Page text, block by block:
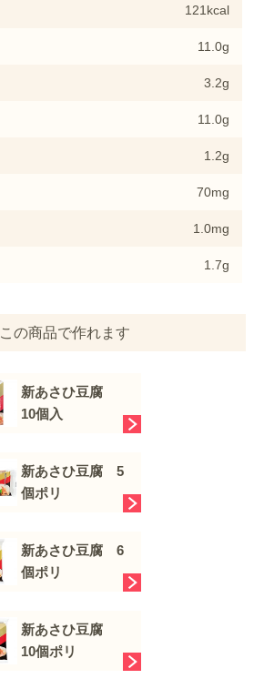
121kcal
11.0g
3.2g
11.0g
1.2g
70mg
1.0mg
1.7g
この商品で作れます
新あさひ豆腐
10個入
新あさひ豆腐 5
個ポリ
新あさひ豆腐 6
個ポリ
新あさひ豆腐
10個ポリ